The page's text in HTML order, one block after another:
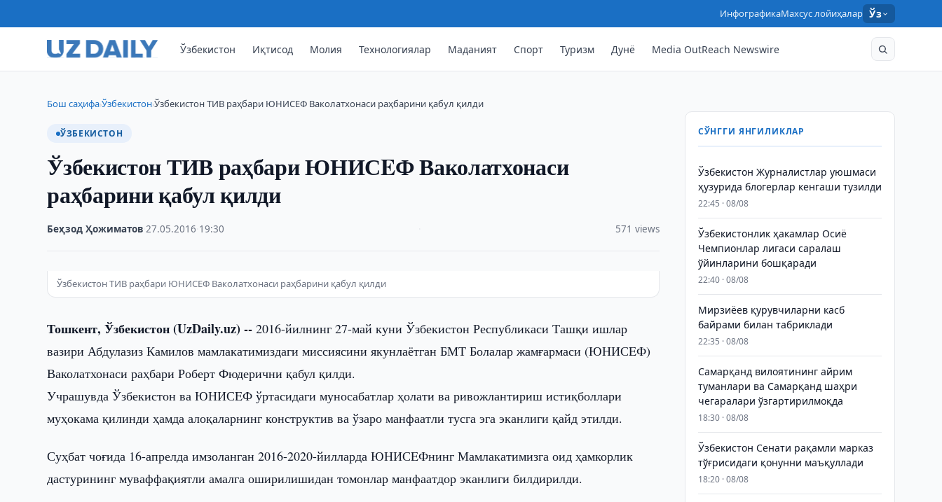
ИнфографикаМахсус лойиҳалар Ўз
Ўзбекистон Иқтисод Молия Технологиялар Маданият Спорт Туризм Дунё Media OutReach Newswire
Бош саҳифа›Ўзбекистон›Ўзбекистон ТИВ раҳбари ЮНИСEФ Ваколатхонаси раҳбарини қабул қилди
ЎЗБЕКИСТОН
Ўзбекистон ТИВ раҳбари ЮНИСEФ Ваколатхонаси
раҳбарини қабул қилди
Беҳзод Ҳожиматов ·27.05.2016 19:30 571 views
Ўзбекистон ТИВ раҳбари ЮНИСEФ Ваколатхонаси раҳбарини қабул қилди
Тошкент, Ўзбекистон (UzDaily.uz) -- 2016-йилнинг 27-май куни Ўзбекистон Республикаси Ташқи ишлар
вазири Абдулазиз Камилов мамлакатимиздаги миссиясини якунлаётган БМТ Болалар жамғармаси (ЮНИСEФ)
Ваколатхонаси раҳбари Роберт Фюдерични қабул қилди.
Учрашувда Ўзбекистон ва ЮНИСEФ ўртасидаги муносабатлар ҳолати ва ривожлантириш истиқболлари
муҳокама қилинди ҳамда алоқаларнинг конструктив ва ўзаро манфаатли тусга эга эканлиги қайд этилди.
Суҳбат чоғида 16-апрелда имзоланган 2016-2020-йилларда ЮНИСEФнинг Мамлакатимизга оид ҳамкорлик
дастурининг муваффақиятли амалга оширилишидан томонлар манфаатдор эканлиги билдирилди.
СЎНГГИ ЯНГИЛИКЛАР
Ўзбекистон Журналистлар уюшмаси
ҳузурида блогерлар кенгаши тузилди
22:45 · 08/08
Ўзбекистонлик ҳакамлар Осиё
Чемпионлар лигаси саралаш
ўйинларини бошқаради
22:40 · 08/08
Мирзиёев қурувчиларни касб
байрами билан табриклади
22:35 · 08/08
Самарқанд вилоятининг айрим
туманлари ва Самарқанд шаҳри
чегаралари ўзгартирилмоқда
18:30 · 08/08
Ўзбекистон Сенати рақамли марказ
тўғрисидаги қонунни маъқуллади
18:20 · 08/08